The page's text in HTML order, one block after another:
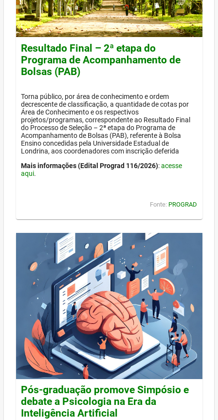
Resultado Final – 2ª etapa do
Programa de Acompanhamento de
Bolsas (PAB)
Torna público, por área de conhecimento e ordem
decrescente de classificação, a quantidade de cotas por
Área de Conhecimento e os respectivos
projetos/programas, correspondente ao Resultado Final
do Processo de Seleção – 2ª etapa do Programa de
Acompanhamento de Bolsas (PAB), referente à Bolsa
Ensino concedidas pela Universidade Estadual de
Londrina, aos coordenadores com inscrição deferida
Mais informações (Edital Prograd 116/2026):acesse
aqui.
Fonte: PROGRAD
Pós-graduação promove Simpósio e
debate a Psicologia na Era da
Inteligência Artificial